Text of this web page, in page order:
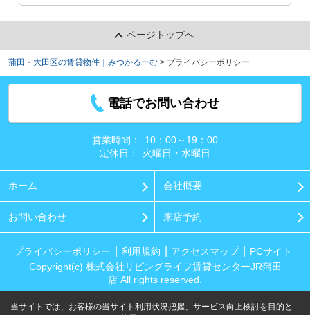
ページトップへ
蒲田・大田区の賃貸物件｜みつかるーむ > プライバシーポリシー
電話でお問い合わせ
営業時間：
10：00～19：00
定休日：
火曜日・水曜日
ホーム 会社概要
お問い合わせ 来店予約
プライバシーポリシー 利用規約 アクセスマップ
PCサイト
Copyright(c) 株式会社リビングライフ賃貸センターJR蒲田
店 All rights reserved.
当サイトでは、お客様の当サイト利用状況把握、サービス向上検討を目的と